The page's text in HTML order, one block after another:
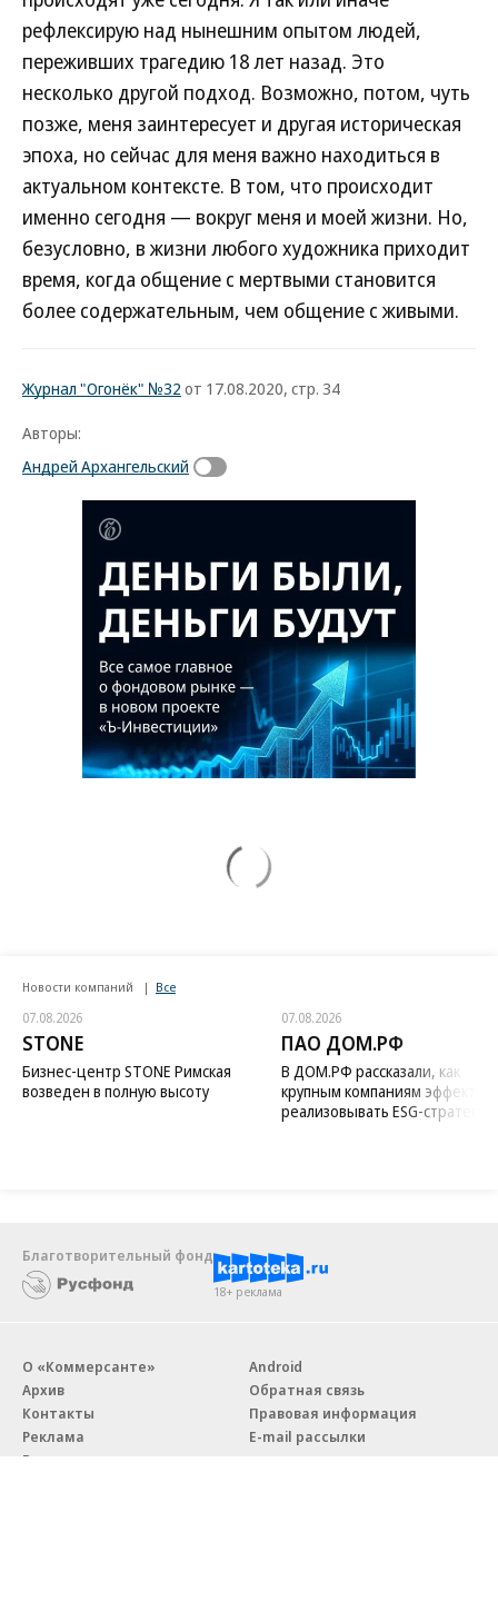
рефлексирую над нынешним опытом людей,
переживших трагедию 18 лет назад. Это
несколько другой подход. Возможно, потом, чуть
позже, меня заинтересует и другая историческая
эпоха, но сейчас для меня важно находиться в
актуальном контексте. В том, что происходит
именно сегодня — вокруг меня и моей жизни. Но,
безусловно, в жизни любого художника приходит
время, когда общение с мертвыми становится
более содержательным, чем общение с живыми.
Журнал "Огонёк" №32 от 17.08.2020, стр. 34
Авторы:
Андрей Архангельский
Новости компаний Все
07.08.2026
STONE
Бизнес-центр STONE Римская
возведен в полную высоту
07.08.2026
ПАО ДОМ.РФ
В ДОМ.РФ рассказали, как
крупным компаниям
реализовывать ESG-стратегию
Благотворительный фонд
18+ реклама
О «Коммерсанте»
Архив
Контакты
Реклама
Вакансии
Android
Обратная связь
Правовая информация
E-mail рассылки